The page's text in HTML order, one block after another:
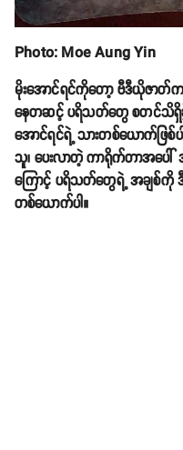
Photo: Moe Aung Yin
မိုးအောင်ရင်ကိုတော့ ဗီဒီယိုဇာတ်က
နေတဆင့် ပရိသတ်တွေ စတင်သိရှိ
အောင်ရင်ရဲ့ သားတစ်ယောက်ဖြစ်
သူ၊ ပေးလာတဲ့ ကာရိုက်တာအပေါ်
ကြောင့် ပရိသတ်တွေရဲ့ အချစ်ကို
တစ်ယောက်ပါ။